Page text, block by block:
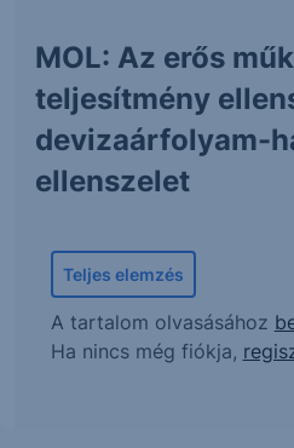
MOL: Az erős
teljesítmény
devizaárfolyam-
ellenszelet
Teljes elemzés
A tartalom olvasásához
Ha nincs még fiókja,